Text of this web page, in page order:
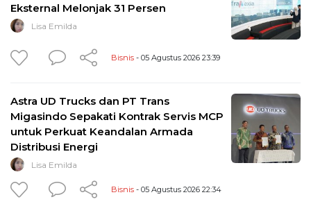
Eksternal Melonjak 31 Persen
Lisa Emilda
Bisnis - 05 Agustus 2026 23:39
Astra UD Trucks dan PT Trans
Migasindo Sepakati Kontrak Servis MCP
untuk Perkuat Keandalan Armada
Distribusi Energi
Lisa Emilda
Bisnis - 05 Agustus 2026 22:34